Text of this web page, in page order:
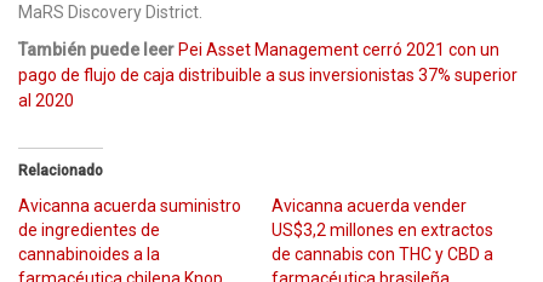
MaRS Discovery District.
También puede leer Pei Asset Management cerró 2021 con un
pago de flujo de caja distribuible a sus inversionistas 37% superior
al 2020
Relacionado
Avicanna acuerda suministro
de ingredientes de
cannabinoides a la
farmacéutica chilena Knop
Avicanna acuerda vender
US$3,2 millones en extractos
de cannabis con THC y CBD a
farmacéutica brasileña